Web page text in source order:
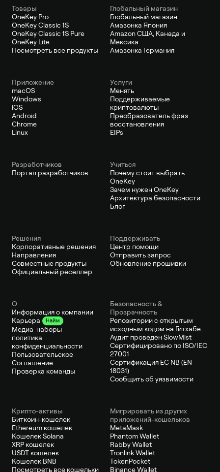
Товары
OneKey Pro
OneKey Classic 1S
OneKey Classic 1S Pure
OneKey Lite
Посмотреть все продукты
Глобальный магазин
Глобальный магазин
Амазонка Япония
Amazon США, Канада и
Мексика
Амазонка Германия
Приложение
macOS
Windows
iOS
Android
Chrome
Linux
Услуги
Менять
Поддерживаемые
криптовалюты
Преобразователь фраз
восстановления
EIPs
Pазработчиков
Портал разработчиков
Учиться
Почему стоит выбрать
OneKey
Зачем нужен OneKey
Архитектура безопасности
Блог
Решения
Корпоративные решения
Направления
Совместные продукты
Официальный реселлер
Поддерживать
Центр помощи
Отправить запрос
Обновление прошивки
О
Информация о компании
Карьера
Найм
Медиа-наборы
политика
конфиденциальности
Пользовательское
Соглашение
Проверка команды
Безопасность &
Прозрачность
Репозитории с открытым
исходным кодом на Гитхабе
Аудит проведен SlowMist
Сертифицировано по ISO/IEC
27001
Сертификация ЕС NB (EN
18031)
Сообщить об уязвимости
Крипто-активы
Биткоин-кошелек
Ethereum кошелек
Кошелек Solana
XRP кошелек
USDT кошелек
Кошелек BNB
Посмотреть все кошельки
Мигрировать из других
приложений-кошельков
MetaMask
Phantom Wallet
Rabby Wallet
Tronlink Wallet
TokenPocket
Binance Wallet